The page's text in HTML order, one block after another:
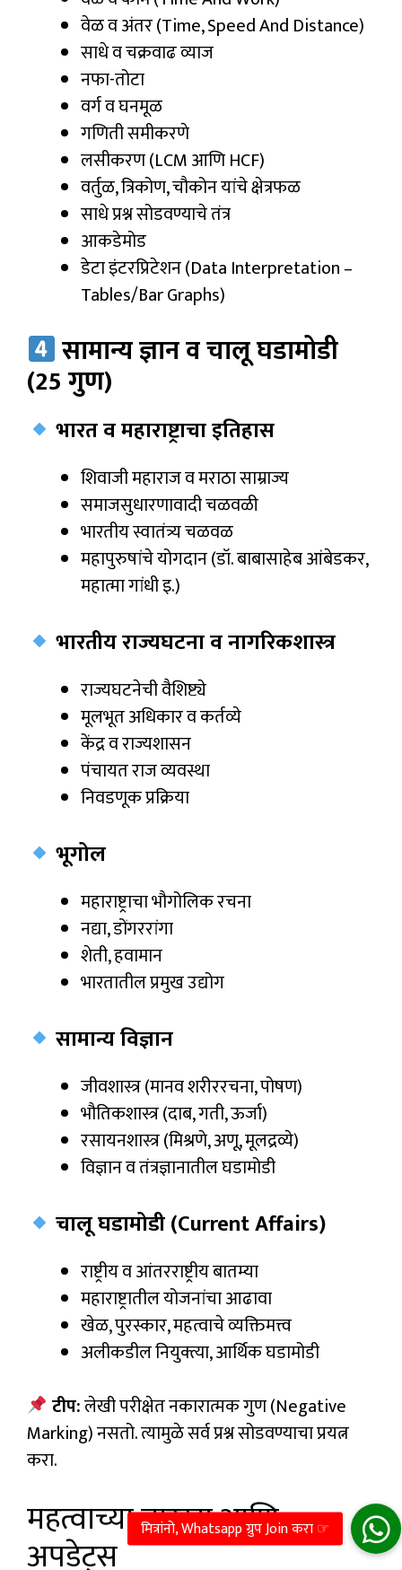
वेळ व अंतर (Time, Speed And Distance)
साधे व चक्रवाढ व्याज
नफा-तोटा
वर्ग व घनमूळ
गणिती समीकरणे
लसीकरण (LCM आणि HCF)
वर्तुळ, त्रिकोण, चौकोन यांचे क्षेत्रफळ
साधे प्रश्न सोडवण्याचे तंत्र
आकडेमोड
डेटा इंटरप्रिटेशन (Data Interpretation –
Tables/Bar Graphs)
सामान्य ज्ञान व चालू घडामोडी
(25 गुण)
भारत व महाराष्ट्राचा इतिहास
शिवाजी महाराज व मराठा साम्राज्य
समाजसुधारणावादी चळवळी
भारतीय स्वातंत्र्य चळवळ
महापुरुषांचे योगदान (डॉ. बाबासाहेब आंबेडकर,
महात्मा गांधी इ.)
भारतीय राज्यघटना व नागरिकशास्त्र
राज्यघटनेची वैशिष्ट्ये
मूलभूत अधिकार व कर्तव्ये
केंद्र व राज्यशासन
पंचायत राज व्यवस्था
निवडणूक प्रक्रिया
भूगोल
महाराष्ट्राचा भौगोलिक रचना
नद्या, डोंगररांगा
शेती, हवामान
भारतातील प्रमुख उद्योग
सामान्य विज्ञान
जीवशास्त्र (मानव शरीररचना, पोषण)
भौतिकशास्त्र (दाब, गती, ऊर्जा)
रसायनशास्त्र (मिश्रणे, अणू, मूलद्रव्ये)
विज्ञान व तंत्रज्ञानातील घडामोडी
चालू घडामोडी (Current Affairs)
राष्ट्रीय व आंतरराष्ट्रीय बातम्या
महाराष्ट्रातील योजनांचा आढावा
खेळ, पुरस्कार, महत्वाचे व्यक्तिमत्त्व
अलीकडील नियुक्त्या, आर्थिक घडामोडी
टीप:लेखी परीक्षेत नकारात्मक गुण (Negative
Marking) नसतो. त्यामुळे सर्व प्रश्न सोडवण्याचा प्रयत्न
करा.
महत्वाच्या तारखा आणि
अपडेट्स